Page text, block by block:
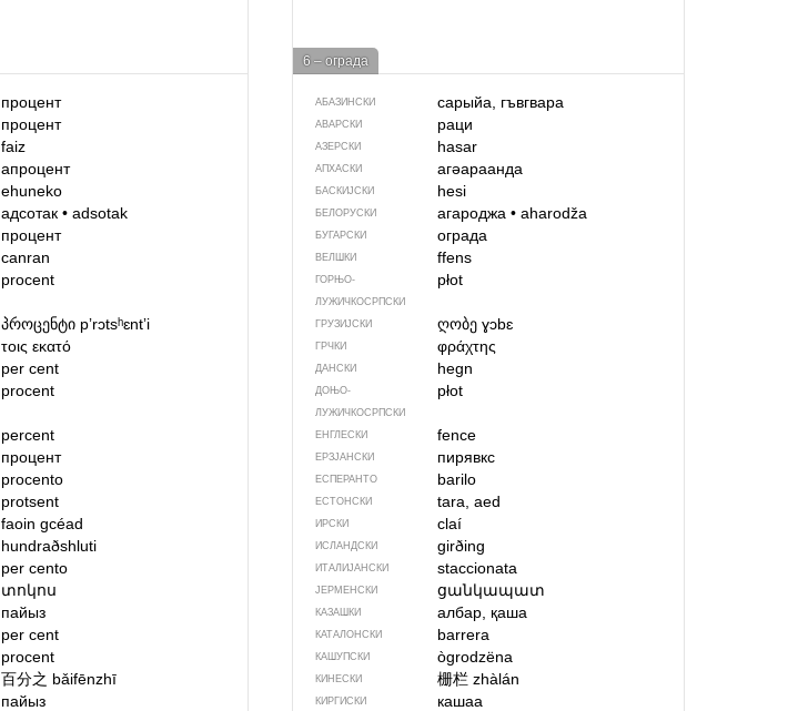
процент
процент
faiz
апроцент
ehuneko
адсотак • adsotak
процент
canran
procent
პროცენტი pʼrɔtsʰɛntʼi
τοις εκατό
per cent
procent
percent
процент
procento
protsent
faoin gcéad
hundraðshluti
per cento
տոկոս
пайыз
per cent
procent
百分之 bǎifēnzhī
пайыз
6 – ограда
АБАЗИНСКИ сарыйа, гъвгвара
АВАРСКИ раци
АЗЕРСКИ hasar
АПХАСКИ агәараанда
БАСКИЈСКИ hesi
БЕЛОРУСКИ агароджа• aharodža
БУГАРСКИ ограда
ВЕЛШКИ ffens
ГОРЊО­
ЛУЖИЧКОСРПСКИ
płot
ГРУЗИЈСКИ ღობეɣɔbɛ
ГРЧКИ φράχτης
ДАНСКИ hegn
ДОЊО­
ЛУЖИЧКОСРПСКИ
płot
ЕНГЛЕСКИ fence
ЕРЗЈАНСКИ пирявкс
ЕСПЕРАНТО barilo
ЕСТОНСКИ tara, aed
ИРСКИ claí
ИСЛАНДСКИ girðing
ИТАЛИЈАНСКИ staccionata
ЈЕРМЕНСКИ ցանկապատ
КАЗАШКИ албар, қаша
КАТАЛОНСКИ barrera
КАШУПСКИ ògrodzëna
КИНЕСКИ 栅栏zhàlán
КИРГИСКИ кашаа